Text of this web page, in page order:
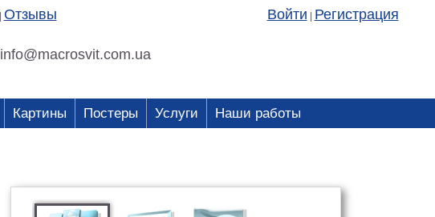
Отзывы Войти Регистрация
info@macrosvit.com.ua
Картины Постеры Услуги Наши работы